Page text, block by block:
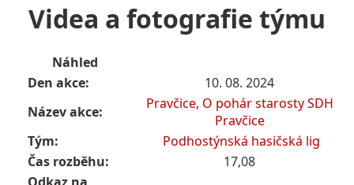
Videa a fotografie týmu
Náhled
Den akce:
10. 08. 2024
Název akce:
Pravčice, O pohár starosty SDH
Pravčice
Tým:
Podhostýnská hasičská lig
Čas rozběhu:
17,08